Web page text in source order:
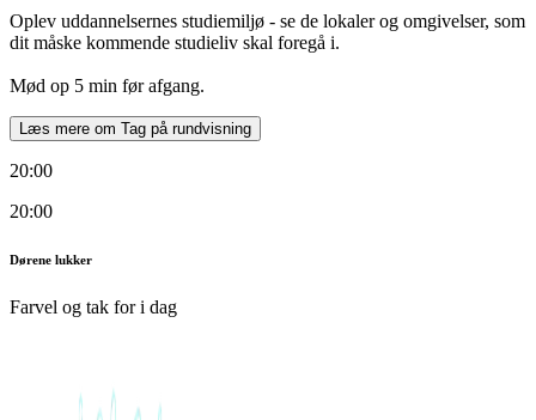
Oplev uddannelsernes studiemiljø - se de lokaler og omgivelser, som
dit måske kommende studieliv skal foregå i.
Mød op 5 min før afgang.
Læs mere om Tag på rundvisning
20:00
20:00
Dørene lukker
Farvel og tak for i dag